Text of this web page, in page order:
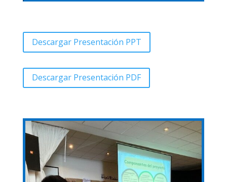
Descargar Presentación PPT
Descargar Presentación PDF